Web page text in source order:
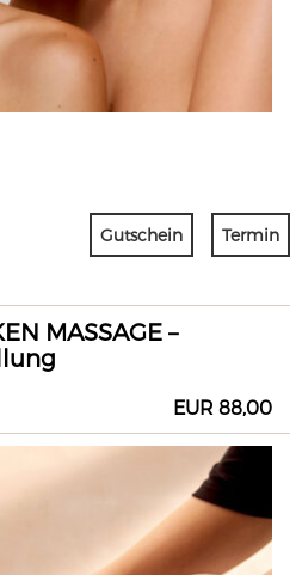
Gutschein Termin
MASSAGE –
EUR 88,00